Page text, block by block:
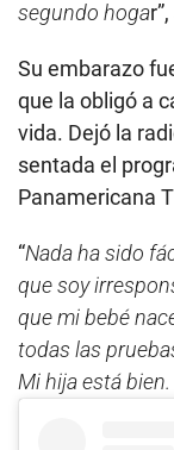
segundo hoga
Su embarazo
que la obligó a
vida. Dejó la
sentada el
Panamericana
“Nada ha sido
que soy
que mi bebé
todas las
Mi hija está